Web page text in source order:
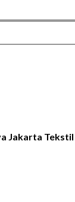
Jakarta Tekstil